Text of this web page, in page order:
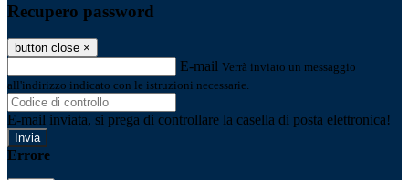
Recupero password
button close ×
E-mail Verrà inviato un messaggio
all'indirizzo indicato con le istruzioni necessarie.
E-mail inviata, si prega di controllare la casella di posta elettronica!
Errore